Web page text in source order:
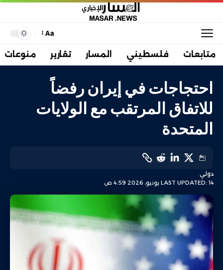
Aa
متابعات فلسطيني المسار تقارير منوعات
احتجاجات في إيران رفضاً
للاتفاق المرتقب مع الولايات
المتحدة
LAST UPDATED: 14 يونيو، 2026 4:59 ص
دولي